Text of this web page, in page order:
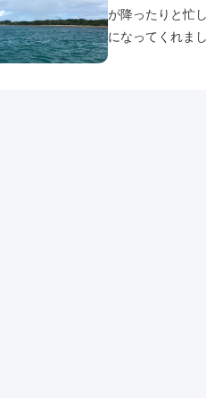
が降ったりと忙
になってくれま